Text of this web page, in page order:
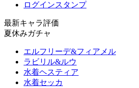
ログインスタンプ
最新キャラ評価
夏休みガチャ
エルフリーデ&フィアメル
ラビリル&ルウ
水着ヘスティア
水着セッカ